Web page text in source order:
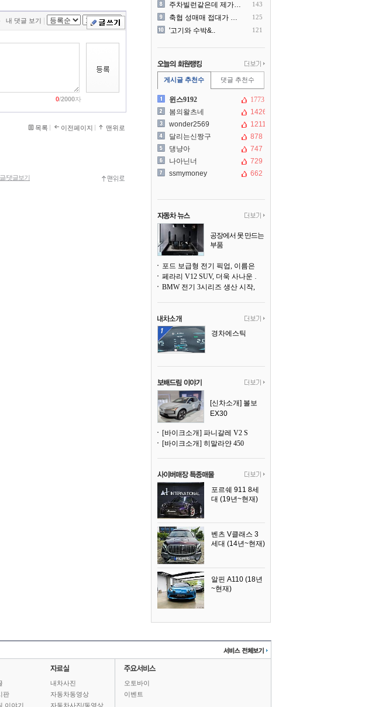
내 댓글 보기
0/2000자
목록 이전페이지 맨위로
/댓글보기
주차빌런같은데 제가 잘못한건.. 143
축협 성매매 접대가 더 충격.. 125
'고기와 수박&.. 121
게시글 추천수 댓글 추천수
윈스9192
1773
봄의왈츠네
1426
wonder2569
1211
달리는신짱구
878
댕냥아
747
나아닌너
729
ssmymoney
662
공장에서 못 만드는
부품
어낸다
페라리 V12 SUV, 더욱 사나운 얼굴로 돌아온다
경차에스틱
[신차소개] 볼보
EX30
[바이크소개] 파니갈레 V2 S
[바이크소개] 히말라얀 450
포르쉐 911 8세
대 (19년~현재)
벤츠 V클래스 3
세대 (14년~현재)
알핀 A110 (18년
~현재)
판
이야기
내차사진
자동차동영상
자동차사진/동영상
오토바이
이벤트